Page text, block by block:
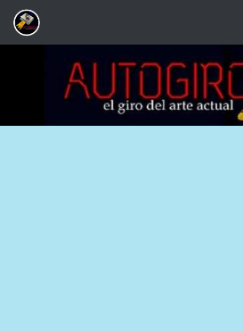
Saltar al contenido